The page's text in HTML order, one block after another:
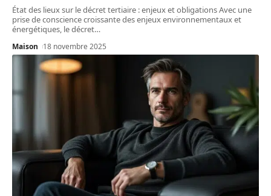
État des lieux sur le décret tertiaire : enjeux et obligations Avec une
prise de conscience croissante des enjeux environnementaux et
énergétiques, le décret…
Maison 18 novembre 2025